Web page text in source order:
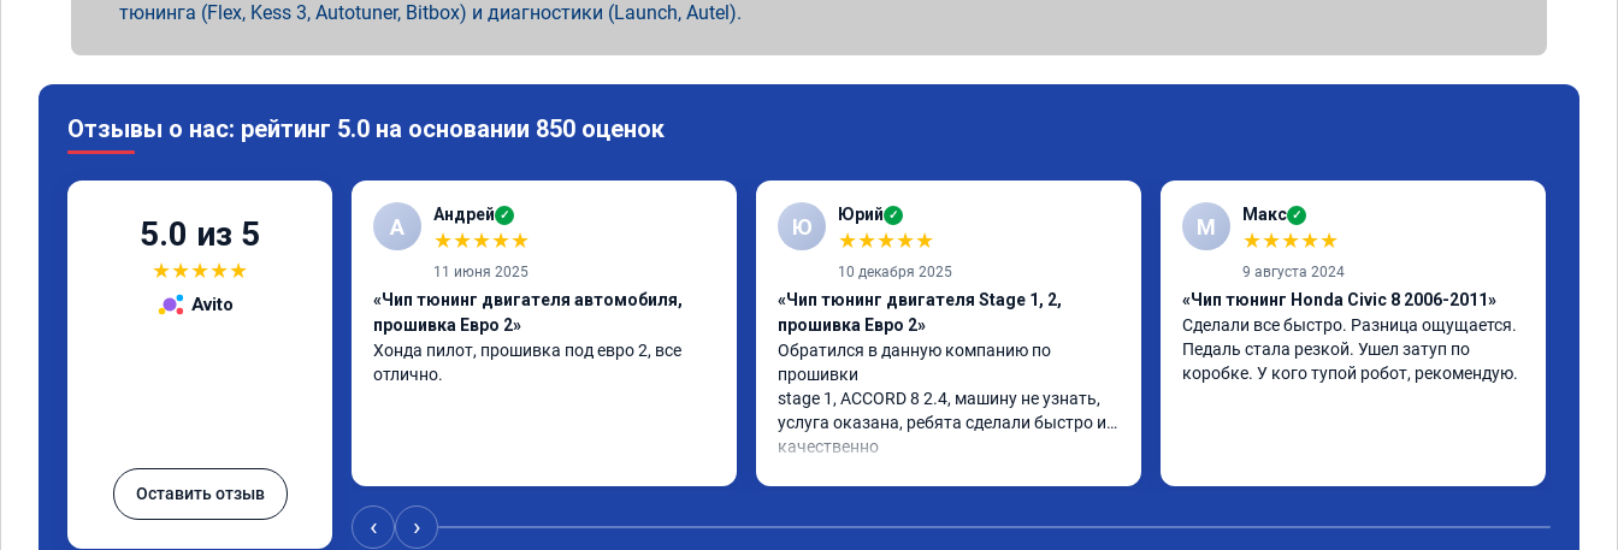
тюнинга (Flex, Kess 3, Autotuner, Bitbox) и диагностики (Launch, Autel).
Отзывы о нас: рейтинг 5.0 на основании 850 оценок
5.0 из 5
★★★★★
Avito
Оставить отзыв
А Андрей ✓
★★★★★
11 июня 2025
«Чип тюнинг двигателя автомобиля,
прошивка Евро 2»
Хонда пилот, прошивка под евро 2, все
отлично.
Ю Юрий ✓
★★★★★
10 декабря 2025
«Чип тюнинг двигателя Stage 1, 2,
прошивка Евро 2»
Обратился в данную компанию по
прошивки
stage 1, ACCORD 8 2.4, машину не узнать,
услуга оказана, ребята сделали быстро и
качественно
М Макс ✓
★★★★★
9 августа 2024
«Чип тюнинг Honda Civic 8 2006-2011»
Сделали все быстро. Разница ощущается.
Педаль стала резкой. Ушел затуп по
коробке. У кого тупой робот, рекомендую.
‹ ›